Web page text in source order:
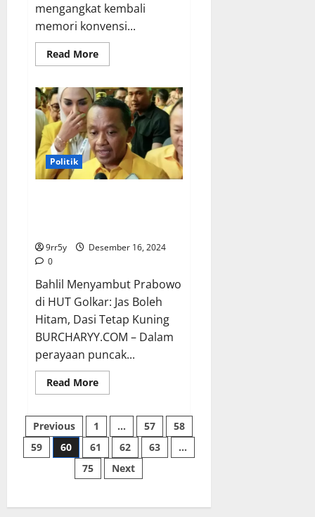
mengangkat kembali
memori konvensi...
Read MoreRead
more
Ungkit
Konvensi
Golkar
Politik
9rr5y
Desember 16, 2024
0
Bahlil Menyambut Prabowo
di HUT Golkar: Jas Boleh
Hitam, Dasi Tetap Kuning
BURCHARYY.COM – Dalam
perayaan puncak...
Read MoreRead
more
Menyambut
Prabowo
di
HUT
Golkar:
Boleh
Tetap
Paginasi
pos
Previous 1 … 57
58
59
60 61 62 63
…
75
Next